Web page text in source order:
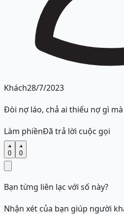
Khách28/7/2023
Đòi nợ láo, chả ai thiếu nợ gì
Làm phiềnĐã trả lời cuộc gọi
0 0
Bạn từng liên lạc với số này?
Nhận xét của bạn giúp người